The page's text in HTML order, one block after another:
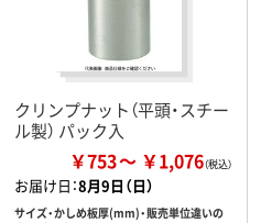
クリンプナット（平頭・スチー
ル製） パック入
￥753 ￥1,076
お届け日：8月9日（日）
サイズ・かしめ板厚(mm)・販売単位違いの